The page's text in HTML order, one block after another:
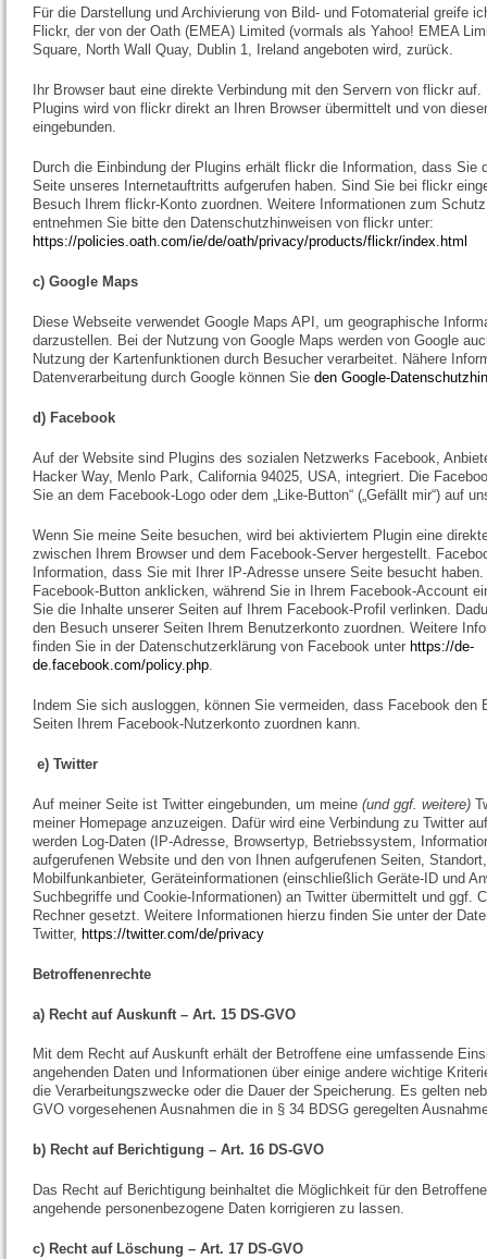
Für die Darstellung und Archivierung von Bild- und Fotomaterial greife
Flickr, der von der Oath (EMEA) Limited (vormals als Yahoo! EMEA
Square, North Wall Quay, Dublin 1, Ireland angeboten wird, zurück.
Ihr Browser baut eine direkte Verbindung mit den Servern von flickr
Plugins wird von flickr direkt an Ihren Browser übermittelt und von
eingebunden.
Durch die Einbindung der Plugins erhält flickr die Information, dass Sie
Seite unseres Internetauftritts aufgerufen haben. Sind Sie bei flickr
Besuch Ihrem flickr-Konto zuordnen. Weitere Informationen zum
entnehmen Sie bitte den Datenschutzhinweisen von flickr unter:
https://policies.oath.com/ie/de/oath/privacy/products/flickr/index.html
c) Google Maps
Diese Webseite verwendet Google Maps API, um geographische
darzustellen. Bei der Nutzung von Google Maps werden von Google
Nutzung der Kartenfunktionen durch Besucher verarbeitet. Nähere
Datenverarbeitung durch Google können Sie den Google-
d) Facebook
Auf der Website sind Plugins des sozialen Netzwerks Facebook,
Hacker Way, Menlo Park, California 94025, USA, integriert. Die
Sie an dem Facebook-Logo oder dem „Like-Button“ („Gefällt mir“) auf
Wenn Sie meine Seite besuchen, wird bei aktiviertem Plugin eine
zwischen Ihrem Browser und dem Facebook-Server hergestellt.
Information, dass Sie mit Ihrer IP-Adresse unsere Seite besucht
Facebook-Button anklicken, während Sie in Ihrem Facebook-Account
Sie die Inhalte unserer Seiten auf Ihrem Facebook-Profil verlinken.
den Besuch unserer Seiten Ihrem Benutzerkonto zuordnen. Weitere
finden Sie in der Datenschutzerklärung von Facebook unter https://de-
de.facebook.com/policy.php
Indem Sie sich ausloggen, können Sie vermeiden, dass Facebook den
Seiten Ihrem Facebook-Nutzerkonto zuordnen kann.
e) Twitter
Auf meiner Seite ist Twitter eingebunden, um meine (und ggf. weitere)
meiner Homepage anzuzeigen. Dafür wird eine Verbindung zu Twitter
werden Log-Daten (IP-Adresse, Browsertyp, Betriebssystem,
aufgerufenen Website und den von Ihnen aufgerufenen Seiten,
Mobilfunkanbieter, Geräteinformationen (einschließlich Geräte-ID und
Suchbegriffe und Cookie-Informationen) an Twitter übermittelt und ggf.
Rechner gesetzt. Weitere Informationen hierzu finden Sie unter der
Twitter, https://twitter.com/de/privacy
Betroffenenrechte
a) Recht auf Auskunft – Art. 15 DS-GVO
Mit dem Recht auf Auskunft erhält der Betroffene eine umfassende
angehenden Daten und Informationen über einige andere wichtige
die Verarbeitungszwecke oder die Dauer der Speicherung. Es gelten
GVO vorgesehenen Ausnahmen die in § 34 BDSG geregelten
b) Recht auf Berichtigung – Art. 16 DS-GVO
Das Recht auf Berichtigung beinhaltet die Möglichkeit für den
angehende personenbezogene Daten korrigieren zu lassen.
c) Recht auf Löschung – Art. 17 DS-GVO